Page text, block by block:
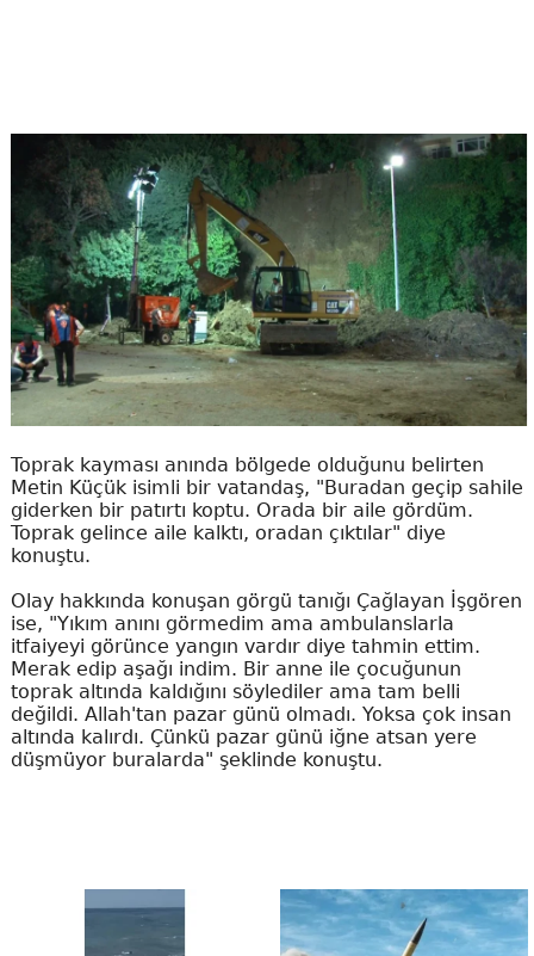
Toprak kayması anında bölgede olduğunu belirten
Metin Küçük isimli bir vatandaş, "Buradan geçip sahile
giderken bir patırtı koptu. Orada bir aile gördüm.
Toprak gelince aile kalktı, oradan çıktılar" diye
konuştu.
Olay hakkında konuşan görgü tanığı Çağlayan İşgören
ise, "Yıkım anını görmedim ama ambulanslarla
itfaiyeyi görünce yangın vardır diye tahmin ettim.
Merak edip aşağı indim. Bir anne ile çocuğunun
toprak altında kaldığını söylediler ama tam belli
değildi. Allah'tan pazar günü olmadı. Yoksa çok insan
altında kalırdı. Çünkü pazar günü iğne atsan yere
düşmüyor buralarda" şeklinde konuştu.